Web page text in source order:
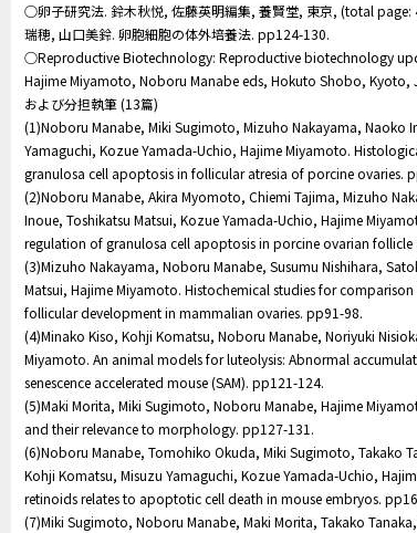
○卵子研究法. 鈴木秋悦, 佐藤英明編集, 養賢堂, 東京, (total page:
瑞穂, 山口美鈴. 卵胞細胞の体外培養法. pp124-130.
○Reproductive Biotechnology: Reproductive biotechnology
Hajime Miyamoto, Noboru Manabe eds, Hokuto Shobo, Kyoto,
および分担執筆 (13篇)
(1)Noboru Manabe, Miki Sugimoto, Mizuho Nakayama, Naoko
Yamaguchi, Kozue Yamada-Uchio, Hajime Miyamoto.
granulosa cell apoptosis in follicular atresia of porcine ovaries.
(2)Noboru Manabe, Akira Myomoto, Chiemi Tajima, Mizuho
Inoue, Toshikatsu Matsui, Kozue Yamada-Uchio, Hajime
regulation of granulosa cell apoptosis in porcine ovarian follicle
(3)Mizuho Nakayama, Noboru Manabe, Susumu Nishihara,
Matsui, Hajime Miyamoto. Histochemical studies for
follicular development in mammalian ovaries. pp91-98.
(4)Minako Kiso, Kohji Komatsu, Noboru Manabe, Noriyuki
Miyamoto. An animal models for luteolysis: Abnormal
senescence accelerated mouse (SAM). pp121-124.
(5)Maki Morita, Miki Sugimoto, Noboru Manabe, Hajime
and their relevance to morphology. pp127-131.
(6)Noboru Manabe, Tomohiko Okuda, Miki Sugimoto, Takako
Kohji Komatsu, Misuzu Yamaguchi, Kozue Yamada-Uchio,
retinoids relates to apoptotic cell death in mouse embryos.
(7)Miki Sugimoto, Noboru Manabe, Maki Morita, Takako